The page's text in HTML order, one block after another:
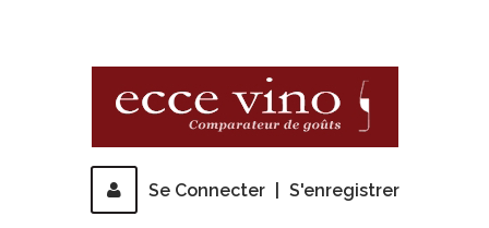
Se Connecter S'enregistrer